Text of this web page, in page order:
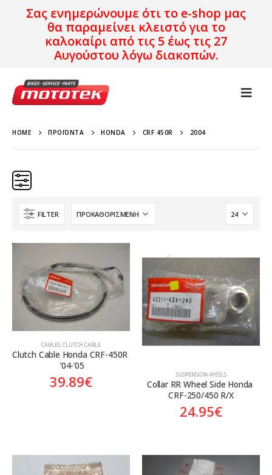
Σας ενημερώνουμε ότι το e-shop μας
θα παραμείνει κλειστό για το
καλοκαίρι από τις 5 έως τις 27
Αυγούστου λόγω διακοπών.
HOME ΠΡΟΪΌΝΤΑ HONDA CRF 450R 2004
Κατηγορίες
Aftermarket Aftermarket
Genuine
Γνήσιο
On sale
FILTER
CABLES,CLUTCH CABLE
Clutch Cable Honda CRF-450R
’04-’05
39.89€ SUSPENSION-WEELS
Collar RR Wheel Side Honda
CRF-250/450 R/X
24.95€